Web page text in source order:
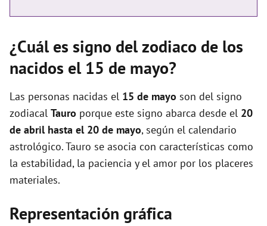
¿Cuál es signo del zodiaco de los
nacidos el 15 de mayo?
Las personas nacidas el 15 de mayo son del signo
zodiacal Tauro porque este signo abarca desde el 20
de abril hasta el 20 de mayo, según el calendario
astrológico. Tauro se asocia con características como
la estabilidad, la paciencia y el amor por los placeres
materiales.
Representación gráfica